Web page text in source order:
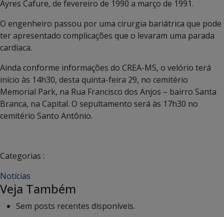
Ayres Cafure, de fevereiro de 1990 a março de 1991.
O engenheiro passou por uma cirurgia bariátrica que pode
ter apresentado complicações que o levaram uma parada
cardíaca.
Ainda conforme informações do CREA-MS, o velório terá
início às 14h30, desta quinta-feira 29, no cemitério
Memorial Park, na Rua Francisco dos Anjos – bairro Santa
Branca, na Capital. O sepultamento será às 17h30 no
cemitério Santo Antônio.
Categorias :
Notícias
Veja Também
Sem posts recentes disponíveis.